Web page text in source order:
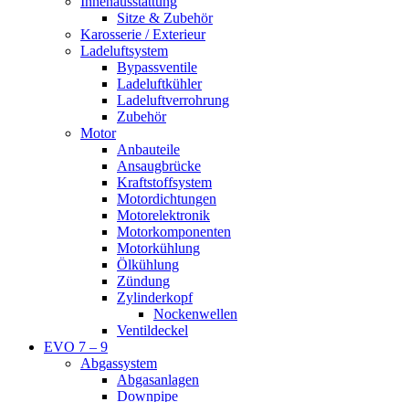
Sitze & Zubehör
Karosserie / Exterieur
Ladeluftsystem
Bypassventile
Ladeluftkühler
Ladeluftverrohrung
Zubehör
Motor
Anbauteile
Ansaugbrücke
Kraftstoffsystem
Motordichtungen
Motorelektronik
Motorkomponenten
Motorkühlung
Ölkühlung
Zündung
Zylinderkopf
Nockenwellen
Ventildeckel
EVO 7 – 9
Abgassystem
Abgasanlagen
Downpipe